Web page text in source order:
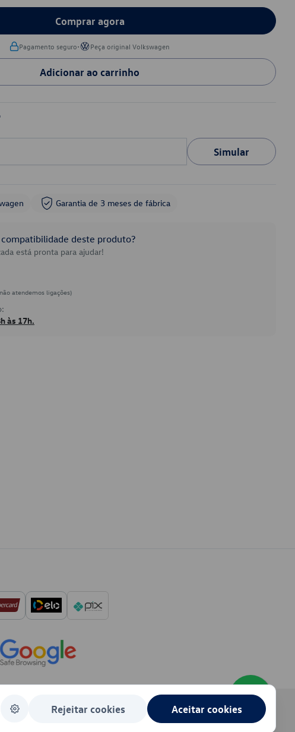
Comprar agora
Pagamento seguro• Peça original Volkswagen
Adicionar ao carrinho
Simular
Garantia de 3 meses de fábrica
deste produto?
está pronta para ajudar!
atendemos ligações)
às 17h.
Rejeitar cookies Aceitar cookies